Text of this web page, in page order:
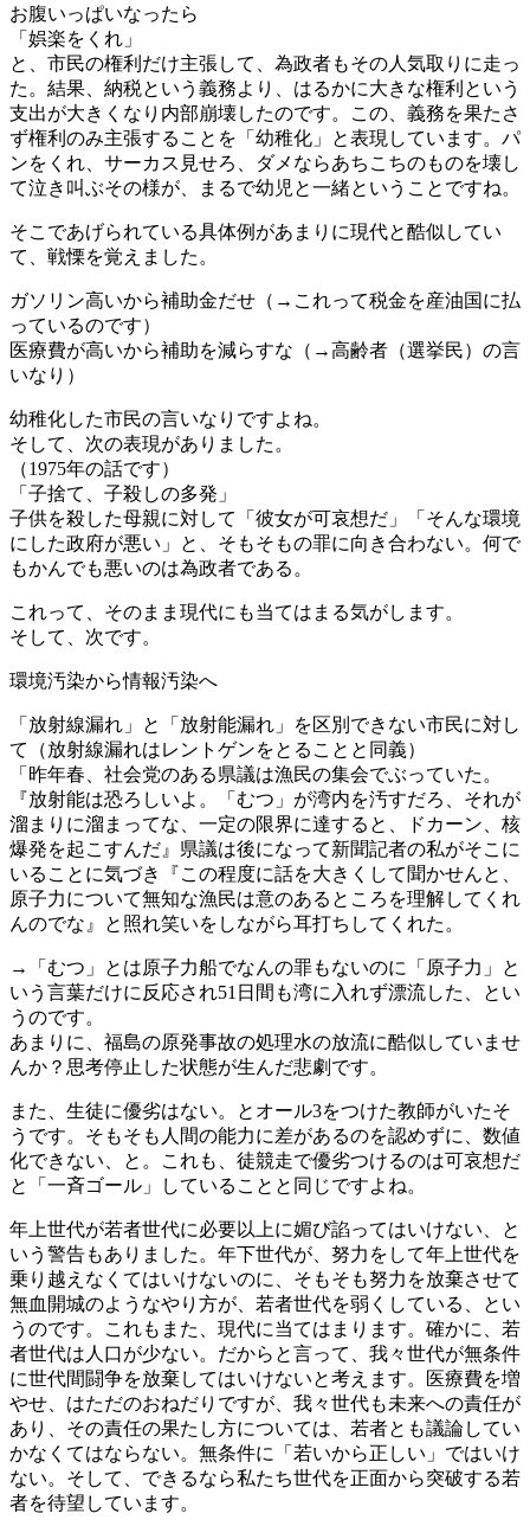
お腹いっぱいなったら
「娯楽をくれ」
と、市民の権利だけ主張して、為政者もその人気取りに走っ
た。結果、納税という義務より、はるかに大きな権利という
支出が大きくなり内部崩壊したのです。この、義務を果たさ
ず権利のみ主張することを「幼稚化」と表現しています。パ
ンをくれ、サーカス見せろ、ダメならあちこちのものを壊し
て泣き叫ぶその様が、まるで幼児と一緒ということですね。
そこであげられている具体例があまりに現代と酷似してい
て、戦慄を覚えました。
ガソリン高いから補助金だせ（→これって税金を産油国に払
っているのです）
医療費が高いから補助を減らすな（→高齢者（選挙民）の言
いなり）
幼稚化した市民の言いなりですよね。
そして、次の表現がありました。
（1975年の話です）
「子捨て、子殺しの多発」
子供を殺した母親に対して「彼女が可哀想だ」「そんな環境
にした政府が悪い」と、そもそもの罪に向き合わない。何で
もかんでも悪いのは為政者である。
これって、そのまま現代にも当てはまる気がします。
そして、次です。
環境汚染から情報汚染へ
「放射線漏れ」と「放射能漏れ」を区別できない市民に対し
て（放射線漏れはレントゲンをとることと同義）
「昨年春、社会党のある県議は漁民の集会でぶっていた。
『放射能は恐ろしいよ。「むつ」が湾内を汚すだろ、それが
溜まりに溜まってな、一定の限界に達すると、ドカーン、核
爆発を起こすんだ』県議は後になって新聞記者の私がそこに
いることに気づき『この程度に話を大きくして聞かせんと、
原子力について無知な漁民は意のあるところを理解してくれ
んのでな』と照れ笑いをしながら耳打ちしてくれた。
→「むつ」とは原子力船でなんの罪もないのに「原子力」と
いう言葉だけに反応され51日間も湾に入れず漂流した、とい
うのです。
あまりに、福島の原発事故の処理水の放流に酷似していませ
んか？思考停止した状態が生んだ悲劇です。
また、生徒に優劣はない。とオール3をつけた教師がいたそ
うです。そもそも人間の能力に差があるのを認めずに、数値
化できない、と。これも、徒競走で優劣つけるのは可哀想だ
と「一斉ゴール」していることと同じですよね。
年上世代が若者世代に必要以上に媚び諂ってはいけない、と
いう警告もありました。年下世代が、努力をして年上世代を
乗り越えなくてはいけないのに、そもそも努力を放棄させて
無血開城のようなやり方が、若者世代を弱くしている、とい
うのです。これもまた、現代に当てはまります。確かに、若
者世代は人口が少ない。だからと言って、我々世代が無条件
に世代間闘争を放棄してはいけないと考えます。医療費を増
やせ、はただのおねだりですが、我々世代も未来への責任が
あり、その責任の果たし方については、若者とも議論してい
かなくてはならない。無条件に「若いから正しい」ではいけ
ない。そして、できるなら私たち世代を正面から突破する若
者を待望しています。